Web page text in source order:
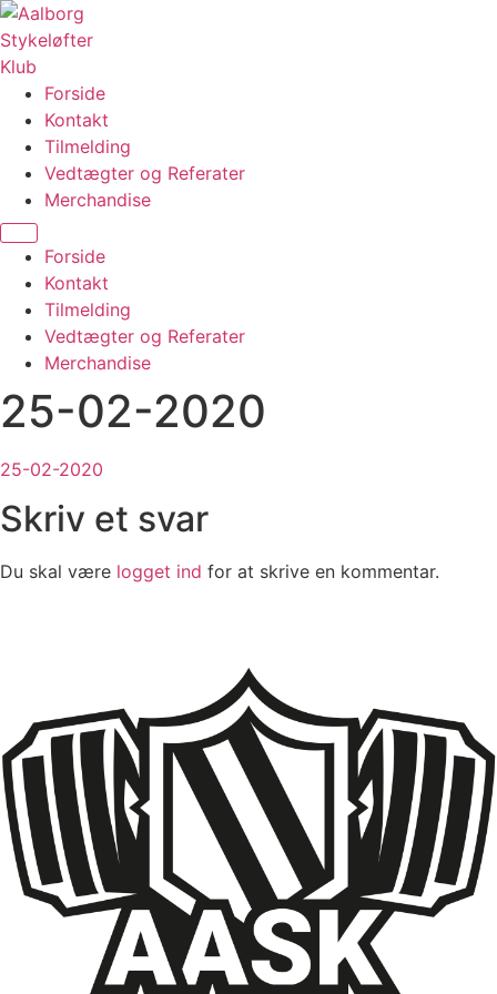
Videre
til
indhold
Forside
Kontakt
Tilmelding
Vedtægter og Referater
Merchandise
MenuForside
Kontakt
Tilmelding
Vedtægter og Referater
Merchandise
25-02-2020
25-02-2020
Skriv et svar
Du skal være logget ind for at skrive en kommentar.